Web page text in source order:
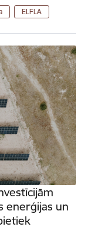
ELFLA
enerģijas un